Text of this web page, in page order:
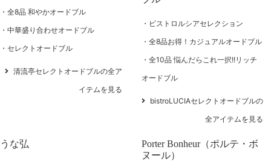
全8品 和やかオードブル
中華盛り合わせオードブル
セレクトオードブル
清流亭セレクトオードブルの全ア
イテムを見る
ビストロルシアセレクション
全8品お得！カジュアルオードブル
全10品 悩んだらこれ一択!!リッチ
オードブル
bistroLUCIAセレクトオードブルの
全アイテムを見る
うな弘
Porter Bonheur（ポルテ・ボ
ヌール）